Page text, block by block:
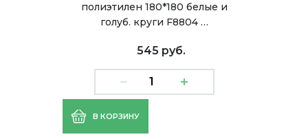
полиэтилен 180*180 белые и
голуб. круги F8804 …
545 руб.
В КОРЗИНУ